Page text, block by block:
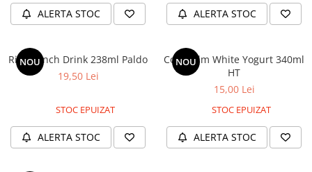
ALERTA STOC ALERTA STOC
NOU
Rice Punch Drink 238ml Paldo
19,50 Lei
STOC EPUIZAT
ALERTA STOC
NOU
Cocopalm White Yogurt 340ml
HT
15,00 Lei
STOC EPUIZAT
ALERTA STOC